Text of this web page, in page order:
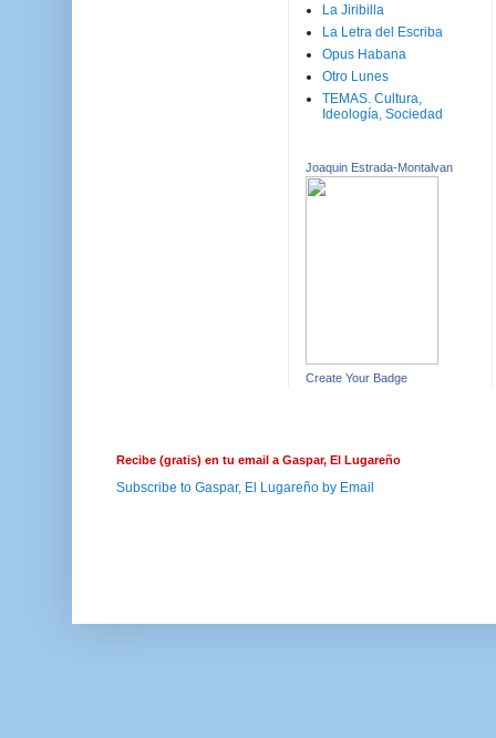
La Jiribilla
La Letra del Escriba
Opus Habana
Otro Lunes
TEMAS. Cultura,
Ideología, Sociedad
Joaquin Estrada-Montalvan
Create Your Badge
Recibe (gratis) en tu email a Gaspar, El Lugareño
Subscribe to Gaspar, El Lugareño by Email